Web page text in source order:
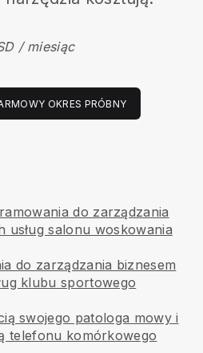
/ miesiąc
OKRES PRÓBNY
do zarządzania
usług salonu woskowania
do zarządzania biznesem
klubu sportowego
swojego patologa mowy i
telefonu komórkowego